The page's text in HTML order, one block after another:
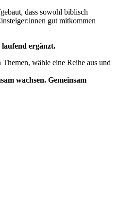
dass sowohl biblisch
gut mitkommen
ergänzt.
wähle eine Reihe aus und
wachsen. Gemeinsam